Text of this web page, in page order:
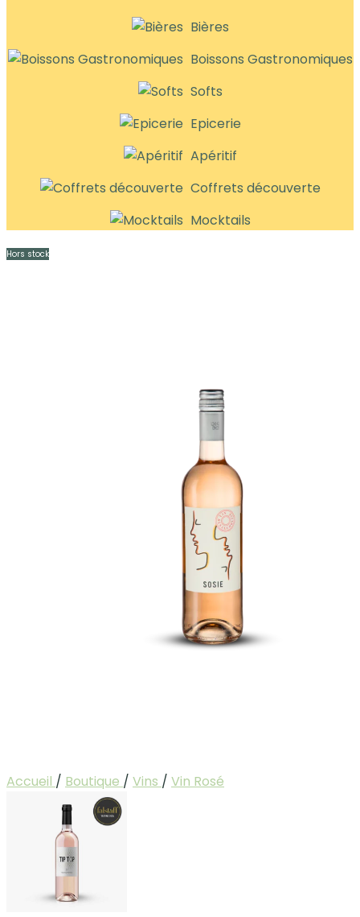
Bières
Boissons Gastronomiques
Softs
Epicerie
Apéritif
Coffrets découverte
Mocktails
Hors stock
Accueil / Boutique / Vins / Vin Rosé